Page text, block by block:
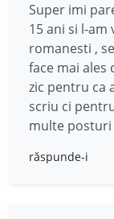
Super imi
15 ani si l-
romanesti ,
face mai ales
zic pentru ca
scriu ci
multe posturi
răspunde-i